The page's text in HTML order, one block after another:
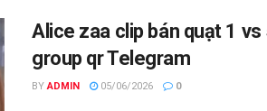
Alice zaa clip bán quạt 1 vs
group qr Telegram
BY ADMIN 05/06/2026 0